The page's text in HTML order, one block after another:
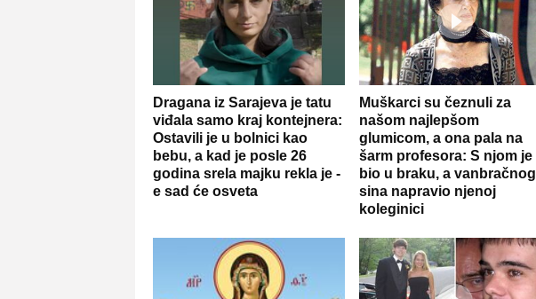
Dragana iz Sarajeva je tatu
viđala samo kraj kontejnera:
Ostavili je u bolnici kao
bebu, a kad je posle 26
godina srela majku rekla je -
e sad će osveta
Muškarci su čeznuli za
našom najlepšom
glumicom, a ona pala na
šarm profesora: S njom je
bio u braku, a vanbračnog
sina napravio njenoj
koleginici